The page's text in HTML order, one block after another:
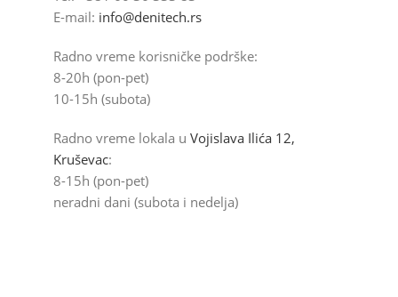
E-mail: info@denitech.rs
Radno vreme korisničke podrške:
8-20h (pon-pet)
10-15h (subota)
Radno vreme lokala u Vojislava Ilića 12,
Kruševac:
8-15h (pon-pet)
neradni dani (subota i nedelja)